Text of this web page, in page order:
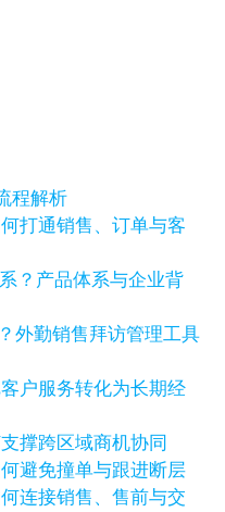
程解析
打通销售、订单与客
？产品体系与企业背
外勤销售拜访管理工具
户服务转化为长期经
撑跨区域商机协同
避免撞单与跟进断层
连接销售、售前与交